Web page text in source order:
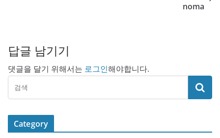
noma
답글 남기기
댓글을 달기 위해서는 로그인해야합니다.
Category